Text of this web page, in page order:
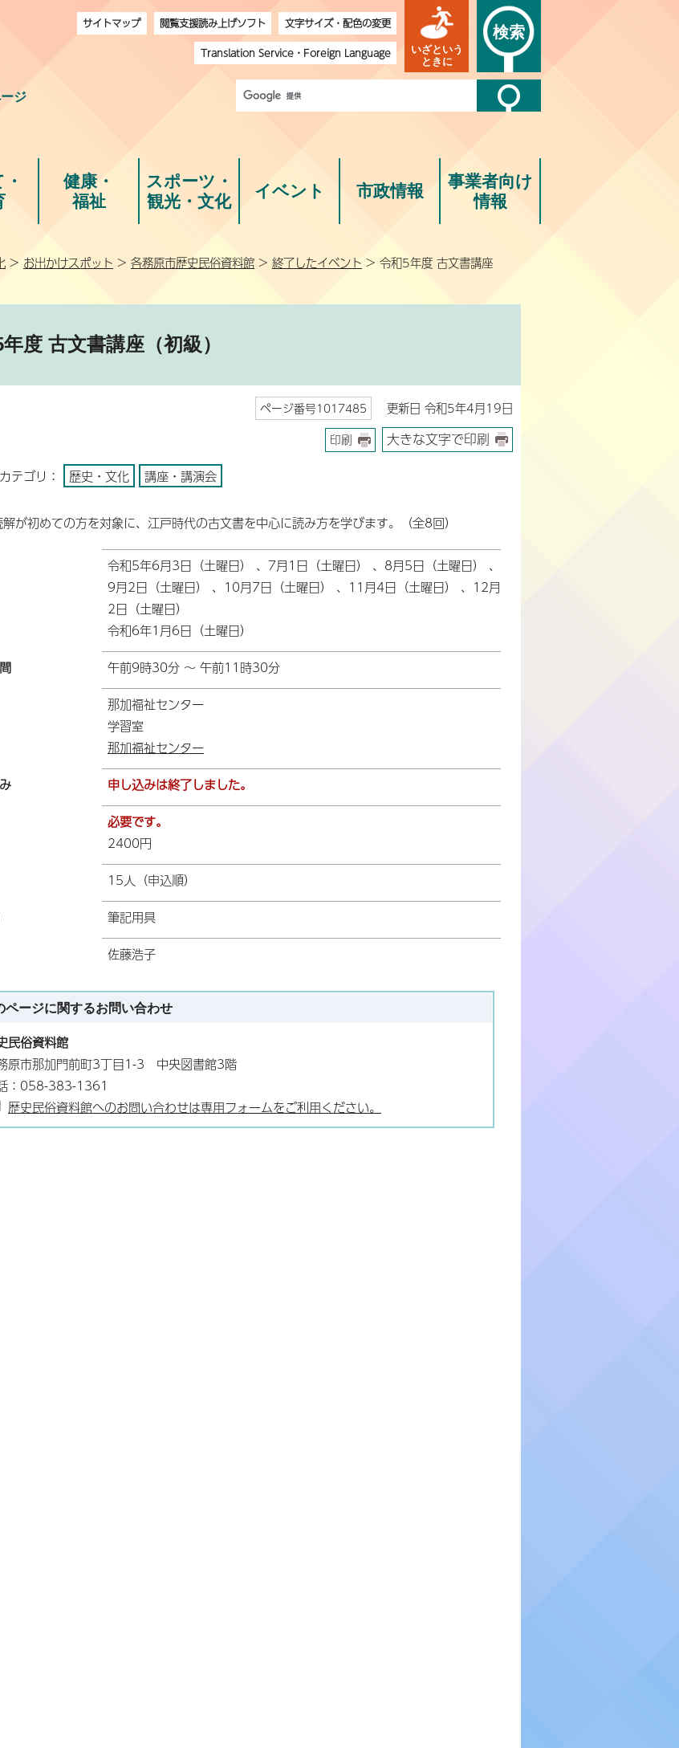
ージ
サイトマップ 閲覧支援読み上げソフト
文字サイズ・配色の変更
Translation Service・ Foreign Language
いざという
ときに
検索
健康・
福祉
スポーツ・
観光・文化
イベント 市政情報
事業者向け
情報
> お出かけスポット > 各務原市歴史民俗資料館 > 終了したイベント > 令和5年度 古文書講座
度 古文書講座（初級）
ページ番号1017485 更新日 令和5年4月19日
印刷 大きな文字で印刷
テゴリ： 歴史・文化 講座・講演会
が初めての方を対象に、江戸時代の古文書を中心に読み方を学びます。（全8回）
令和5年6月3日（土曜日） 、7月1日（土曜日） 、8月5日（土曜日） 、
9月2日（土曜日） 、10月7日（土曜日） 、11月4日（土曜日） 、12月
2日（土曜日）
令和6年1月6日（土曜日）
午前9時30分 ～ 午前11時30分
那加福祉センター
学習室
那加福祉センター
申し込みは終了しました。
必要です。
2400円
15人（申込順）
筆記用具
佐藤浩子
ページに関するお問い合わせ
民俗資料館
原市那加門前町3丁目1-3 中央図書館3階
：058-383-1361
歴史民俗資料館へのお問い合わせは専用フォームをご利用ください。